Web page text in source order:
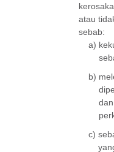
atau
sebab:
a)
b)
c)